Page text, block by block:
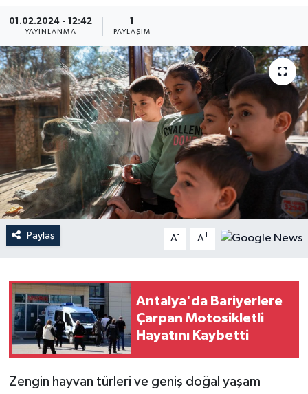
01.02.2024 - 12:42
YAYINLANMA
1
PAYLAŞIM
Paylaş A- A+
Antalya'da Bariyerlere
Çarpan Motosikletli
Hayatını Kaybetti
Zengin hayvan türleri ve geniş doğal yaşam
Günün Manşetleri
Haber Kuşakları
Haberler
KANALV Spor
Kültür Sanat
Magazin
Öğle Bülteni
Siyaset
Sosyal medya
Spor
Haber Arşivi